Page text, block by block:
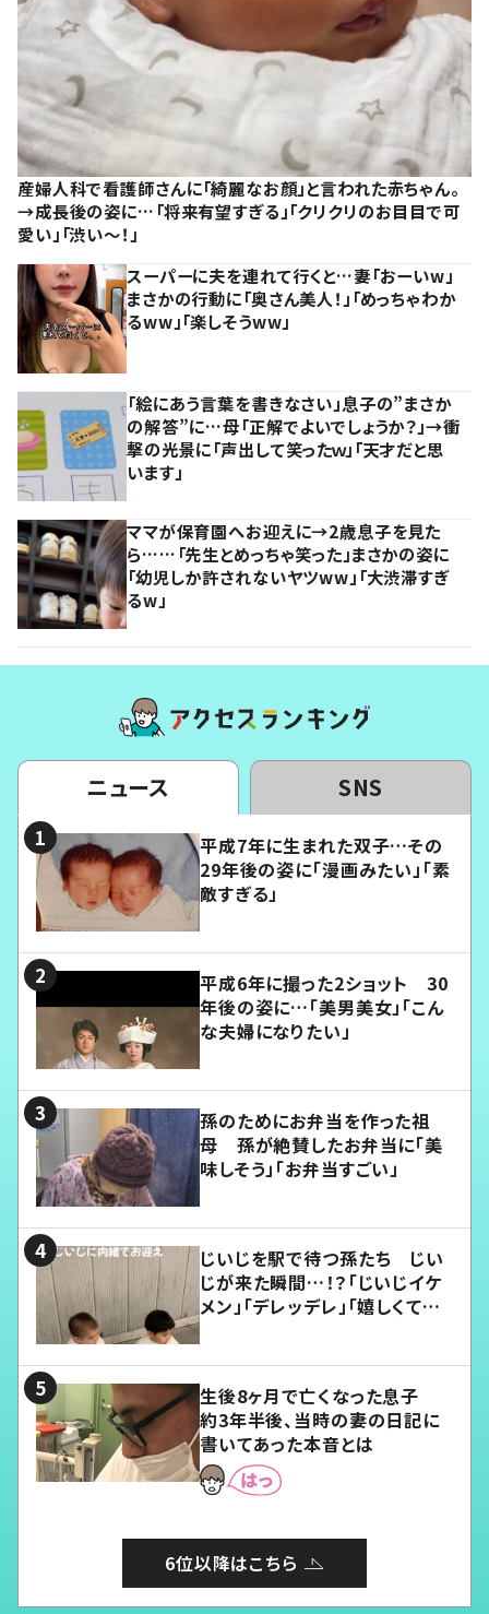
産婦人科で看護師さんに「綺麗なお顔」と言われた赤ちゃん。
→成長後の姿に…「将来有望すぎる」「クリクリのお目目で可
愛い」「渋い～！」
スーパーに夫を連れて行くと…妻「おーいw」
まさかの行動に「奥さん美人！」「めっちゃわか
るww」「楽しそうww」
「絵にあう言葉を書きなさい」息子の”まさか
の解答”に…母「正解でよいでしょうか？」→衝
撃の光景に「声出して笑ったｗ」「天才だと思
います」
ママが保育園へお迎えに→2歳息子を見た
ら……「先生とめっちゃ笑った」まさかの姿に
「幼児しか許されないヤツww」「大渋滞すぎ
るw」
ニュース SNS
平成7年に生まれた双子…その
29年後の姿に「漫画みたい」「素
敵すぎる」
平成6年に撮った2ショット 30
年後の姿に…「美男美女」「こん
な夫婦になりたい」
孫のためにお弁当を作った祖
母 孫が絶賛したお弁当に「美
味しそう」「お弁当すごい」
じいじを駅で待つ孫たち じい
じが来た瞬間…！？「じいじイケ
メン」「デレッデレ」「嬉しくて可
生後8ヶ月で亡くなった息子
約3年半後、当時の妻の日記に
書いてあった本音とは
6位以降はこちら